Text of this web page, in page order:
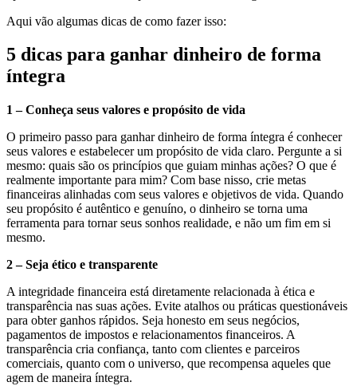
Aqui vão algumas dicas de como fazer isso:
5 dicas para ganhar dinheiro de forma
íntegra
1 – Conheça seus valores e propósito de vida
O primeiro passo para ganhar dinheiro de forma íntegra é conhecer
seus valores e estabelecer um propósito de vida claro. Pergunte a si
mesmo: quais são os princípios que guiam minhas ações? O que é
realmente importante para mim? Com base nisso, crie metas
financeiras alinhadas com seus valores e objetivos de vida. Quando
seu propósito é autêntico e genuíno, o dinheiro se torna uma
ferramenta para tornar seus sonhos realidade, e não um fim em si
mesmo.
2 – Seja ético e transparente
A integridade financeira está diretamente relacionada à ética e
transparência nas suas ações. Evite atalhos ou práticas questionáveis
para obter ganhos rápidos. Seja honesto em seus negócios,
pagamentos de impostos e relacionamentos financeiros. A
transparência cria confiança, tanto com clientes e parceiros
comerciais, quanto com o universo, que recompensa aqueles que
agem de maneira íntegra.